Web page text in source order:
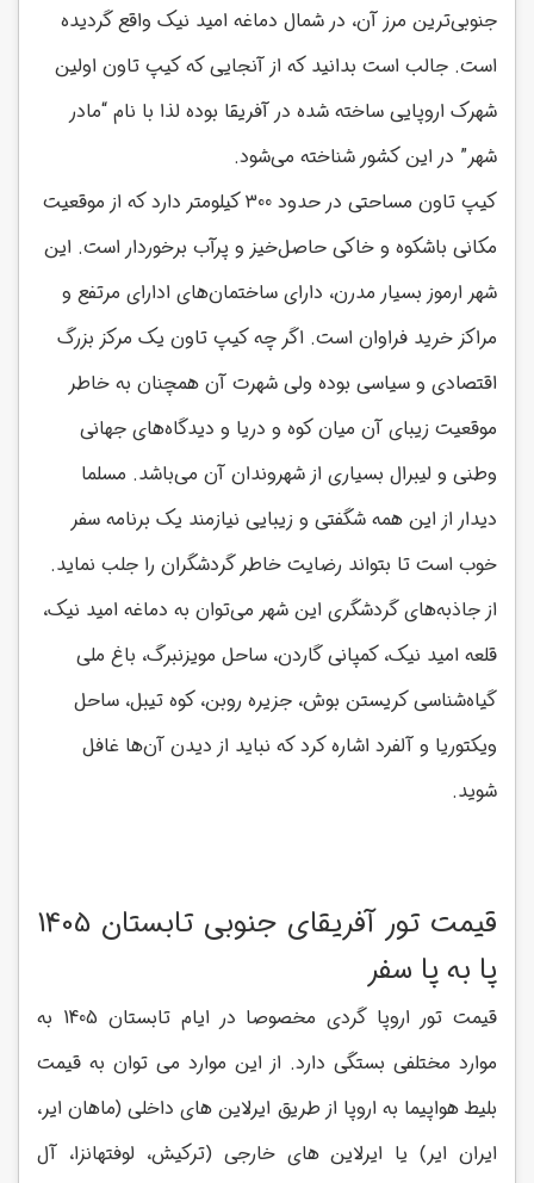
جنوبی‌ترین مرز آن، در شمال دماغه امید نیک واقع گردیده
است. جالب است بدانید که از آنجایی که کیپ تاون اولین
شهرک اروپایی ساخته شده در آفریقا بوده لذا با نام “مادر
شهر” در این کشور شناخته می‌شود.
کیپ تاون مساحتی در حدود 300 کیلومتر دارد که از موقعیت
مکانی باشکوه و خاکی حاصل‌خیز و پرآب برخوردار است. این
شهر ارموز بسیار مدرن، دارای ساختمان‌های ادارای مرتفع و
مراکز خرید فراوان است. اگر چه کیپ تاون یک مرکز بزرگ
اقتصادی و سیاسی بوده ولی شهرت آن همچنان به خاطر
موقعیت زیبای آن میان کوه و دریا و دیدگاه‌های جهانی
وطنی و لیبرال بسیاری از شهروندان آن می‌باشد. مسلما
دیدار از این همه شگفتی و زیبایی نیازمند یک برنامه سفر
خوب است تا بتواند رضایت خاطر گردشگران را جلب نماید.
از جاذبه‌های گردشگری این شهر می‌توان به دماغه امید نیک،
قلعه امید نیک، کمپانی گاردن، ساحل مویزنبرگ، باغ ملی
گیاه‌شناسی کریستن بوش، جزیره روبن، کوه تیبل، ساحل
ویکتوریا و آلفرد اشاره کرد که نباید از دیدن آن‌ها غافل
شوید.
ق
یمت تور آفریقای جنوبی تابستان 1405
پا به پا سفر
قیمت تور اروپا گردی مخصوصا در ایام تابستان 1405 به
موارد مختلفی بستگی دارد. از این موارد می توان به قیمت
بلیط هواپیما به اروپا از طریق ایرلاین های داخلی (ماهان ایر،
ایران ایر) یا ایرلاین های خارجی (ترکیش، لوفتهانزا، آل